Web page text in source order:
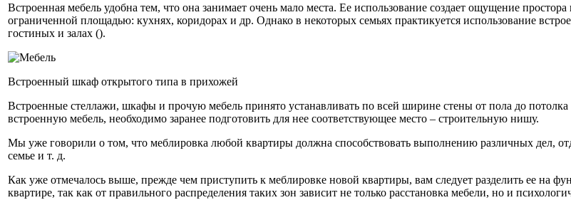
Встроенная мебель удобна тем, что она занимает очень мало места. Ее использование создает ощущение
ограниченной площадью: кухнях, коридорах и др. Однако в некоторых семьях практикуется использование
гостиных и залах ().
Встроенный шкаф открытого типа в прихожей
Встроенные стеллажи, шкафы и прочую мебель принято устанавливать по всей ширине стены от пола до
встроенную мебель, необходимо заранее подготовить для нее соответствующее место – строительную нишу.
Мы уже говорили о том, что меблировка любой квартиры должна способствовать выполнению различных дел,
семье и т. д.
Как уже отмечалось выше, прежде чем приступить к меблировке новой квартиры, вам следует разделить ее на
квартире, так как от правильного распределения таких зон зависит не только расстановка мебели, но и